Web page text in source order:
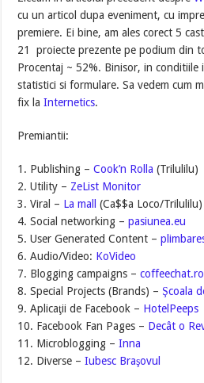
cu un articol dupa eveniment, cu
premiere. Ei bine, am ales corect 5
21 proiecte prezente pe podium din
Procentaj ~ 52%. Binisor, in conditiile
statistici si formulare. Sa vedem cum
fix laInternetics.
Premiantii:
1. Publishing –Cook’n Rolla (Trilulilu)
2. Utility – ZeList Monitor
3. Viral – La mall
(Ca$$a Loco/Trilulilu)
4. Social networking –pasiunea.eu
5. User Generated Content –
6. Audio/Video: KoVideo
7. Blogging campaigns –coffeechat.ro
8. Special Projects (Brands) – Şcoala
9. Aplicaţii de Facebook – HotelPeeps
10. Facebook Fan Pages – Decât o
11. Microblogging –Inna
12. Diverse –Iubesc Braşovul